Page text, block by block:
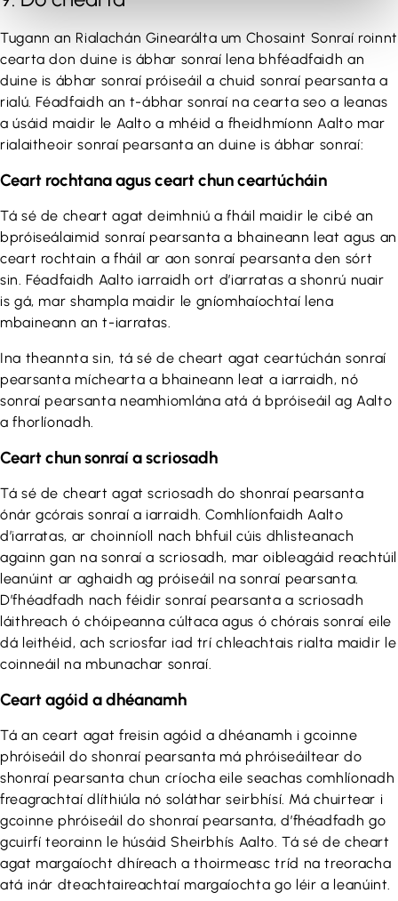
Tugann an Rialachán Ginearálta um Chosaint Sonraí roinnt
cearta don duine is ábhar sonraí lena bhféadfaidh an
duine is ábhar sonraí próiseáil a chuid sonraí pearsanta a
rialú. Féadfaidh an t-ábhar sonraí na cearta seo a leanas
a úsáid maidir le Aalto a mhéid a fheidhmíonn Aalto mar
rialaitheoir sonraí pearsanta an duine is ábhar sonraí:
Ceart rochtana agus ceart chun ceartúcháin
Tá sé de cheart agat deimhniú a fháil maidir le cibé an
bpróiseálaimid sonraí pearsanta a bhaineann leat agus an
ceart rochtain a fháil ar aon sonraí pearsanta den sórt
sin. Féadfaidh Aalto iarraidh ort d’iarratas a shonrú nuair
is gá, mar shampla maidir le gníomhaíochtaí lena
mbaineann an t-iarratas.
Ina theannta sin, tá sé de cheart agat ceartúchán sonraí
pearsanta míchearta a bhaineann leat a iarraidh, nó
sonraí pearsanta neamhiomlána atá á bpróiseáil ag Aalto
a fhorlíonadh.
Ceart chun sonraí a scriosadh
Tá sé de cheart agat scriosadh do shonraí pearsanta
ónár gcórais sonraí a iarraidh. Comhlíonfaidh Aalto
d’iarratas, ar choinníoll nach bhfuil cúis dhlisteanach
againn gan na sonraí a scriosadh, mar oibleagáid reachtúil
leanúint ar aghaidh ag próiseáil na sonraí pearsanta.
D’fhéadfadh nach féidir sonraí pearsanta a scriosadh
láithreach ó chóipeanna cúltaca agus ó chórais sonraí eile
dá leithéid, ach scriosfar iad trí chleachtais rialta maidir le
coinneáil na mbunachar sonraí.
Ceart agóid a dhéanamh
Tá an ceart agat freisin agóid a dhéanamh i gcoinne
phróiseáil do shonraí pearsanta má phróiseáiltear do
shonraí pearsanta chun críocha eile seachas comhlíonadh
freagrachtaí dlíthiúla nó soláthar seirbhísí. Má chuirtear i
gcoinne phróiseáil do shonraí pearsanta, d’fhéadfadh go
gcuirfí teorainn le húsáid Sheirbhís Aalto. Tá sé de cheart
agat margaíocht dhíreach a thoirmeasc tríd na treoracha
atá inár dteachtaireachtaí margaíochta go léir a leanúint.